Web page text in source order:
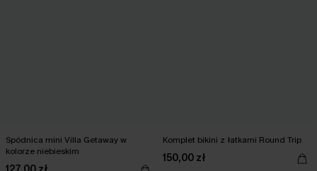
Spódnica mini Villa Getaway w
kolorze niebieskim
Komplet bikini z łatkami Round Trip
150,00 zł